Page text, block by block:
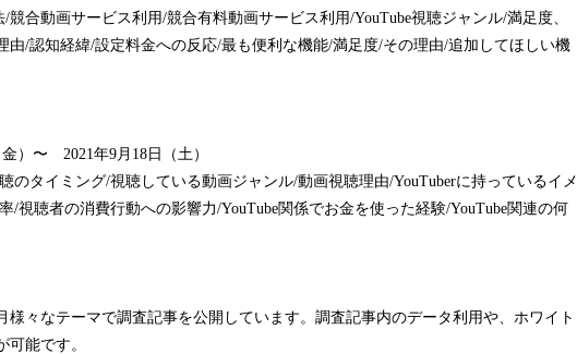
/競合動画サービス利用/競合有料動画サービス利用/YouTube視聴ジャンル/満足度、
由/認知経緯/設定料金への反応/最も便利な機能/満足度/その理由/追加してほしい機
）〜 2021年9月18日（土）
のタイミング/視聴している動画ジャンル/動画視聴理由/YouTuberに持っているイメ
/視聴者の消費行動への影響力/YouTube関係でお金を使った経験/YouTube関連の何
様々なテーマで調査記事を公開しています。調査記事内のデータ利用や、ホワイト
能です。